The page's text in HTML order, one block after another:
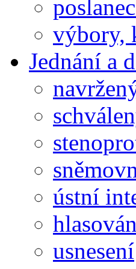
výbory,
Jednání a
ústní
usnesení